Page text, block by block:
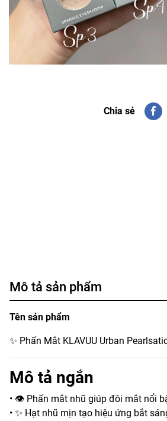
Chia sẻ
Mô tả sản phẩm
Tên sản phẩm
✨ Phấn Mắt KLAVUU Urban
Mô tả ngắn
• 👁️ Phấn mắt nhũ giúp đôi mắt nổi
• ✨ Hạt nhũ mịn tạo hiệu ứng bắt